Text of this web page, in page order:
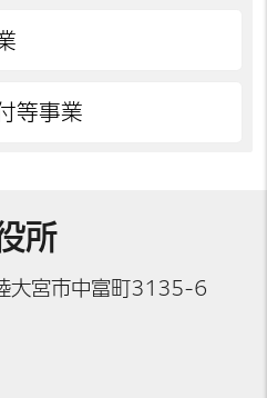
等事業
所
大宮市中富町3135-6